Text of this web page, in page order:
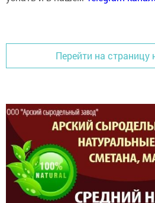
Перейти на страницу